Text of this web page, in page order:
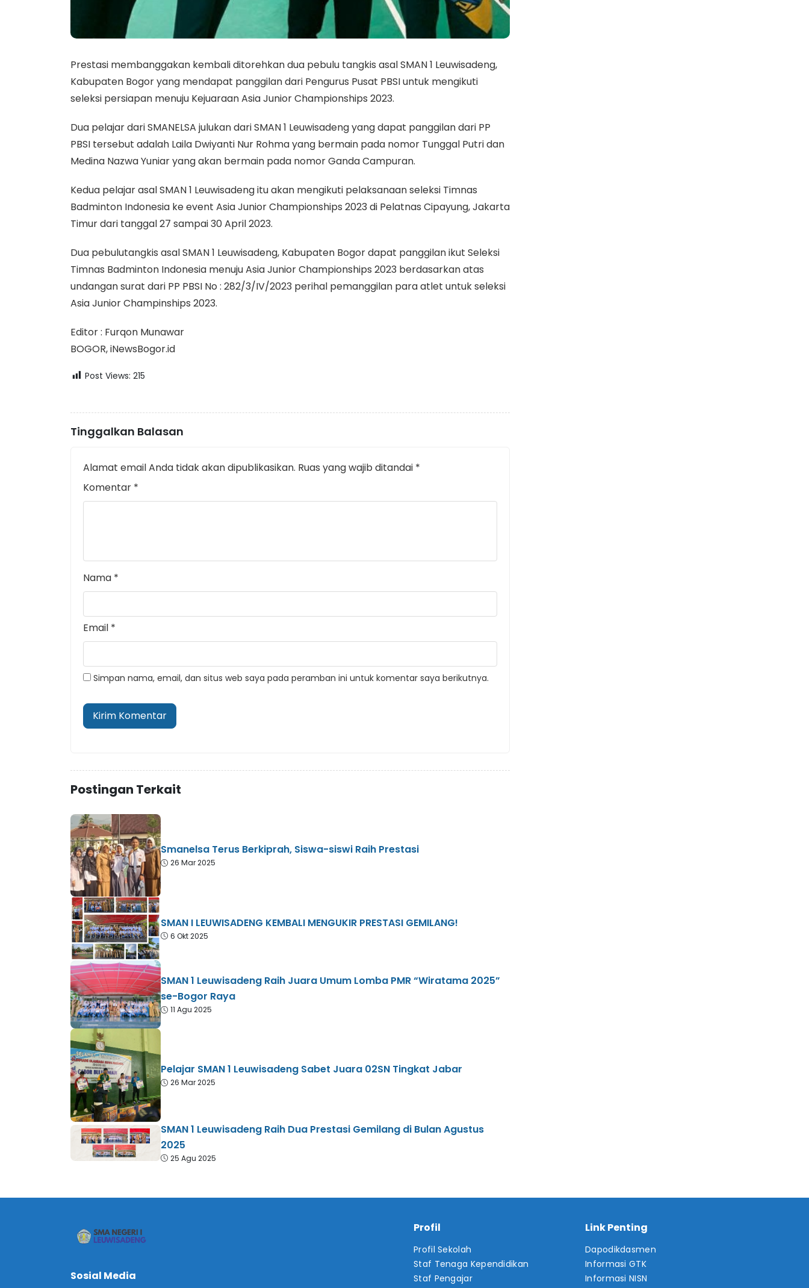
Prestasi membanggakan kembali ditorehkan dua pebulu tangkis asal SMAN 1 Leuwisadeng,
Kabupaten Bogor yang mendapat panggilan dari Pengurus Pusat PBSI untuk mengikuti
seleksi persiapan menuju Kejuaraan Asia Junior Championships 2023.
Dua pelajar dari SMANELSA julukan dari SMAN 1 Leuwisadeng yang dapat panggilan dari PP
PBSI tersebut adalah Laila Dwiyanti Nur Rohma yang bermain pada nomor Tunggal Putri dan
Medina Nazwa Yuniar yang akan bermain pada nomor Ganda Campuran.
Kedua pelajar asal SMAN 1 Leuwisadeng itu akan mengikuti pelaksanaan seleksi Timnas
Badminton Indonesia ke event Asia Junior Championships 2023 di Pelatnas Cipayung, Jakarta
Timur dari tanggal 27 sampai 30 April 2023.
Dua pebulutangkis asal SMAN 1 Leuwisadeng, Kabupaten Bogor dapat panggilan ikut Seleksi
Timnas Badminton Indonesia menuju Asia Junior Championships 2023 berdasarkan atas
undangan surat dari PP PBSI No : 282/3/IV/2023 perihal pemanggilan para atlet untuk seleksi
Asia Junior Champinships 2023.
Editor : Furqon Munawar
BOGOR, iNewsBogor.id
Post Views: 215
Tinggalkan Balasan
Alamat email Anda tidak akan dipublikasikan. Ruas yang wajib ditandai *
Komentar *
Nama *
Email *
Simpan nama, email, dan situs web saya pada peramban ini untuk komentar saya berikutnya.
Postingan Terkait
Smanelsa Terus Berkiprah, Siswa-siswi Raih Prestasi
26 Mar 2025
SMAN I LEUWISADENG KEMBALI MENGUKIR PRESTASI GEMILANG!
6 Okt 2025
SMAN 1 Leuwisadeng Raih Juara Umum Lomba PMR “Wiratama 2025”
se-Bogor Raya
11 Agu 2025
Pelajar SMAN 1 Leuwisadeng Sabet Juara 02SN Tingkat Jabar
26 Mar 2025
SMAN 1 Leuwisadeng Raih Dua Prestasi Gemilang di Bulan Agustus
2025
25 Agu 2025
Sosial Media
Profil
Profil Sekolah
Staf Tenaga Kependidikan
Staf Pengajar
Link Penting
Dapodikdasmen
Informasi GTK
Informasi NISN